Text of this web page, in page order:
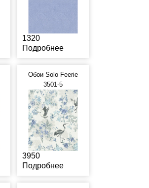
1320
Подробнее
Обои Solo Feerie
3501-5
3950
Подробнее